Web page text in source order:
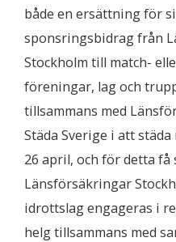
både en ersättning för
sponsringsbidrag från
Stockholm till match-
föreningar, lag och
tillsammans med
Städa Sverige i att
26 april, och för detta få
Länsförsäkringar
idrottslag engageras i
helg tillsammans med